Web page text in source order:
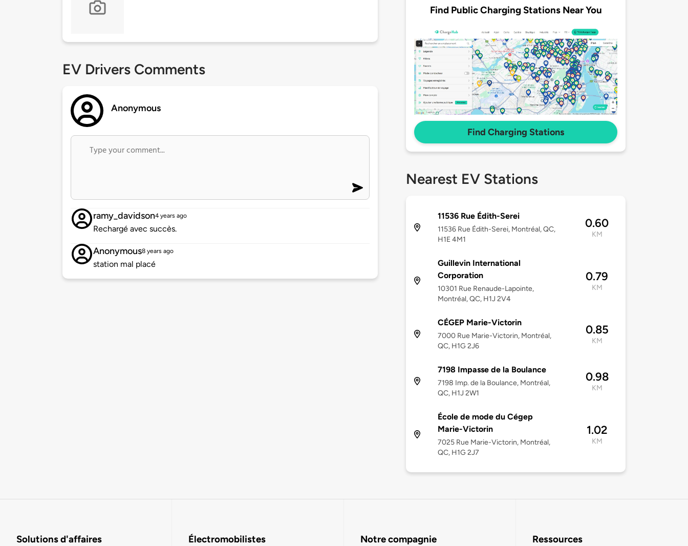
EV Drivers Comments
Anonymous
ramy_davidson4 years ago
Rechargé avec succès.
Anonymous8 years ago
station mal placé
Find Public Charging Stations Near You
Find Charging Stations
Nearest EV Stations
11536 Rue Édith-Serei
11536 Rue Édith-Serei, Montréal, QC,
H1E 4M1
0.60
KM
Guillevin International
Corporation
10301 Rue Renaude-Lapointe,
Montréal, QC, H1J 2V4
0.79
KM
CÉGEP Marie-Victorin
7000 Rue Marie-Victorin, Montréal,
QC, H1G 2J6
0.85
KM
7198 Impasse de la Boulance
7198 Imp. de la Boulance, Montréal,
QC, H1J 2W1
0.98
KM
École de mode du Cégep
Marie-Victorin
7025 Rue Marie-Victorin, Montréal,
QC, H1G 2J7
1.02
KM
Solutions d'affaires Électromobilistes Notre compagnie Ressources